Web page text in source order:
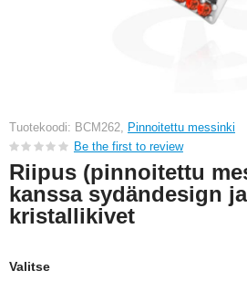
Tuotekoodi: BCM262, Pinnoitettu messinki
Be the first to review
Riipus (pinnoitettu
kanssa sydändesign ja
kristallikivet
Valitse